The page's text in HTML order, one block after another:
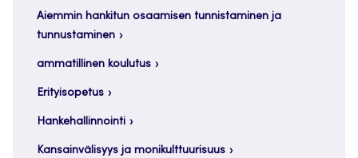
Aiemmin hankitun osaamisen tunnistaminen ja
tunnustaminen
ammatillinen koulutus
Erityisopetus
Hankehallinnointi
Kansainvälisyys ja monikulttuurisuus